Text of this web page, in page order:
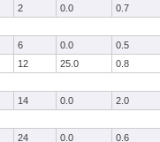
2 0.0 0.7
6 0.0 0.5
12 25.0 0.8
14 0.0 2.0
24 0.0 0.6